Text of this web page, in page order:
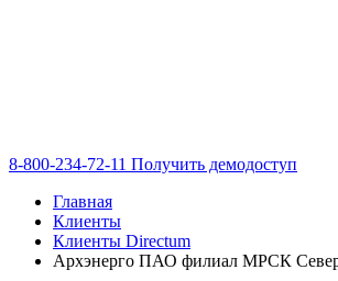
8-800-234-72-11 Получить демодоступ
Главная
Клиенты
Клиенты Directum
Архэнерго ПАО филиал МРСК